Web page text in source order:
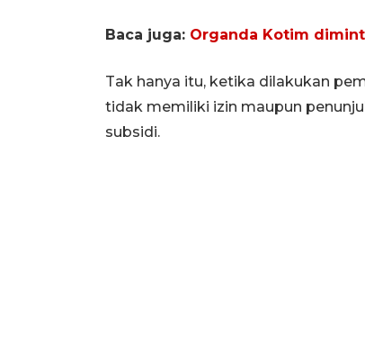
Baca juga: Organda Kotim
Tak hanya itu, ketika dilakukan
tidak memiliki izin maupun
subsidi.